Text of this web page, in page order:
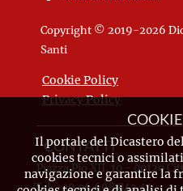
Copyright © 2019-2026
Santi
Cookie Policy
Privacy Policy
CONTATTI
Piazza Pio XII, 10 - 00120
Tel. +39.06.698.842.44
Il portale del Dicastero
cookies tecnici o
navigazione e garantire la